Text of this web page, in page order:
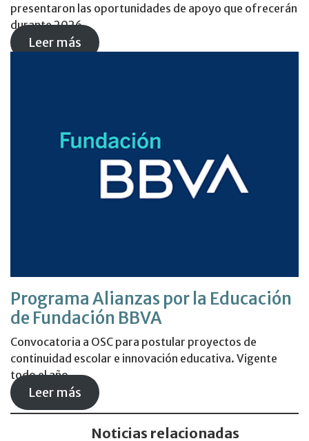
presentaron las oportunidades de apoyo que ofrecerán
durante 2026.
Leer más
Programa Alianzas por la Educación
de Fundación BBVA
Convocatoria a OSC para postular proyectos de
continuidad escolar e innovación educativa. Vigente
todo el año.
Leer más
Noticias relacionadas